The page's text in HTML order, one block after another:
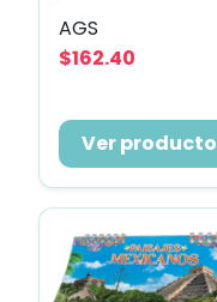
AGS
$162.40
Ver producto